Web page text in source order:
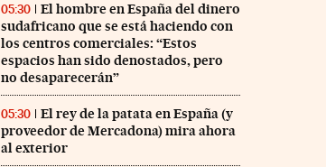
05:30
El hombre en España del dinero
sudafricano que se está haciendo con
los centros comerciales: “Estos
espacios han sido denostados, pero
no desaparecerán”
05:30
El rey de la patata en España (y
proveedor de Mercadona) mira ahora
al exterior